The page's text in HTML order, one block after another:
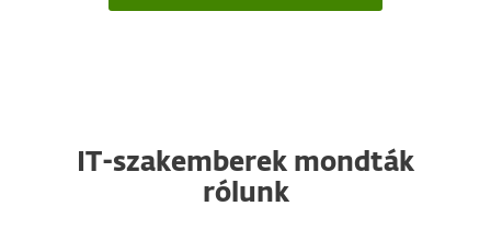
IT-szakemberek mondták
rólunk